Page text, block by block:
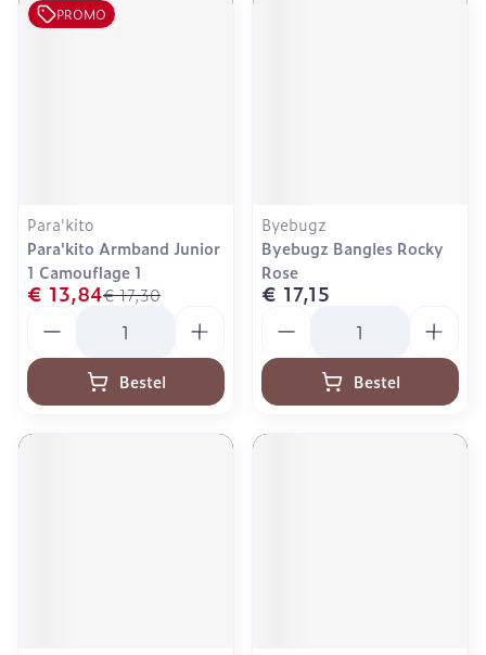
PROMO
Para'kito
Para'kito Armband Junior
1 Camouflage 1
€ 17,30
€ 13,84
Bestel
Byebugz
Byebugz Bangles Rocky
Rose
€ 17,15
Bestel